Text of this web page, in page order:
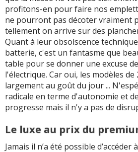
profitons-en pour faire nos
ne pourront pas décoter vraiment
tellement on arrive sur des
Quant à leur obsolscence
batterie, c'est un fantasme que
table pour se donner une excuse
l'électrique. Car oui, les modèles
largement au goût du jour ...
radicale en terme d'autonomie et
progresse mais il n'y a pas de
Le luxe au prix du
Jamais il n’a été possible d’accéder